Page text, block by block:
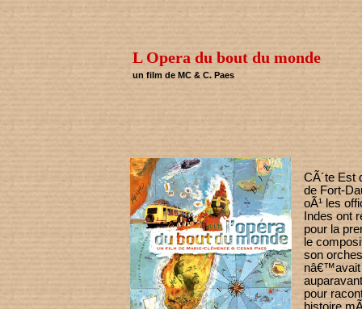
L Opera du bout du monde
un film de MC & C. Paes
CÃ´te Est
de Fort-
oÃ¹ les
Indes ont
pour la
le
son
pour